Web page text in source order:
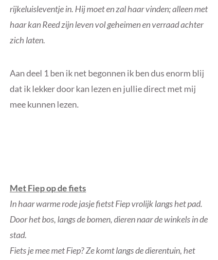
rijkeluisleventje in. Hij moet en zal haar vinden; alleen met
haar kan Reed zijn leven vol geheimen en verraad achter
zich laten.
Aan deel 1 ben ik net begonnen ik ben dus enorm blij
dat ik lekker door kan lezen en jullie direct met mij
mee kunnen lezen.
Met Fiep op de fiets
In haar warme rode jasje fietst Fiep vrolijk langs het pad.
Door het bos, langs de bomen, dieren naar de winkels in de
stad.
Fiets je mee met Fiep? Ze komt langs de dierentuin, het